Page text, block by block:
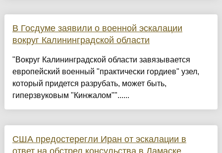
В Госдуме заявили о военной эскалации
вокруг Калининградской области
"Вокруг Калининградской области завязывается
европейский военный "практически гордиев" узел,
который придется разрубать, может быть,
гиперзвуковым "Кинжалом""......
США предостерегли Иран от эскалации в